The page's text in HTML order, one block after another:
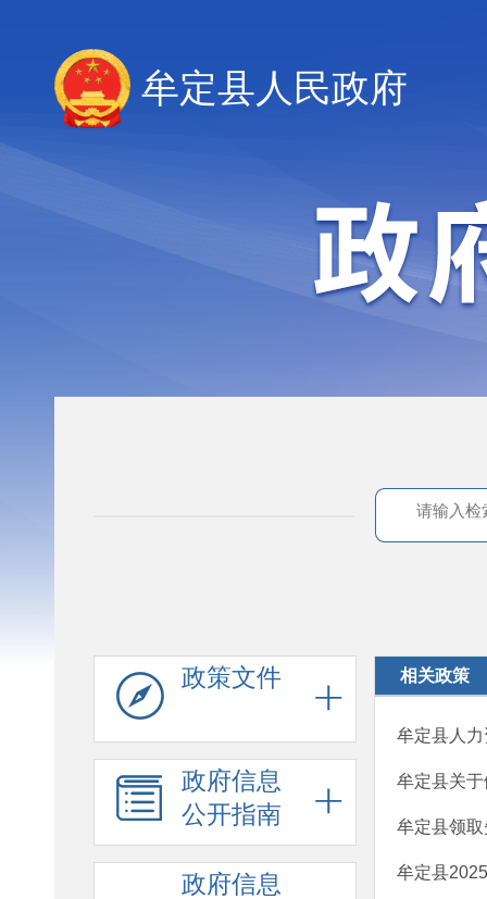
牟定县人民政府
政策文件
政府信息
公开指南
政府信息
相关政策
牟定县人
牟定县关
牟定县领
牟定县